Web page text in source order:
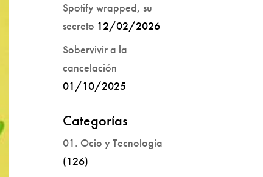
Spotify wrapped, su
secreto 12/02/2026
Sobervivir a la
cancelación
01/10/2025
Categorías
01. Ocio y Tecnología
(126)